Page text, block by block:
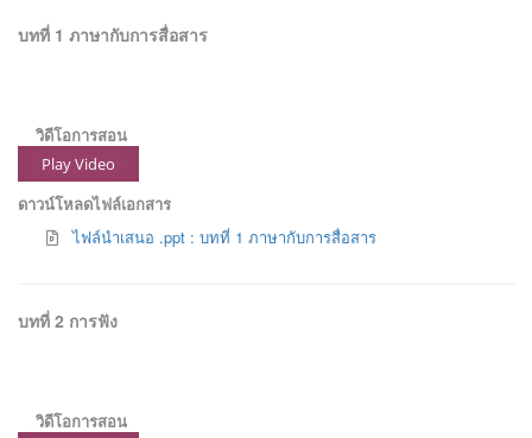
บทที่ 1 ภาษากับการสื่อสาร
วิดีโอการสอน
Play Video
ดาวน์โหลดไฟล์เอกสาร
ไฟล์นำเสนอ .ppt : บทที่ 1 ภาษากับการสื่อสาร
บทที่ 2 การฟัง
วิดีโอการสอน